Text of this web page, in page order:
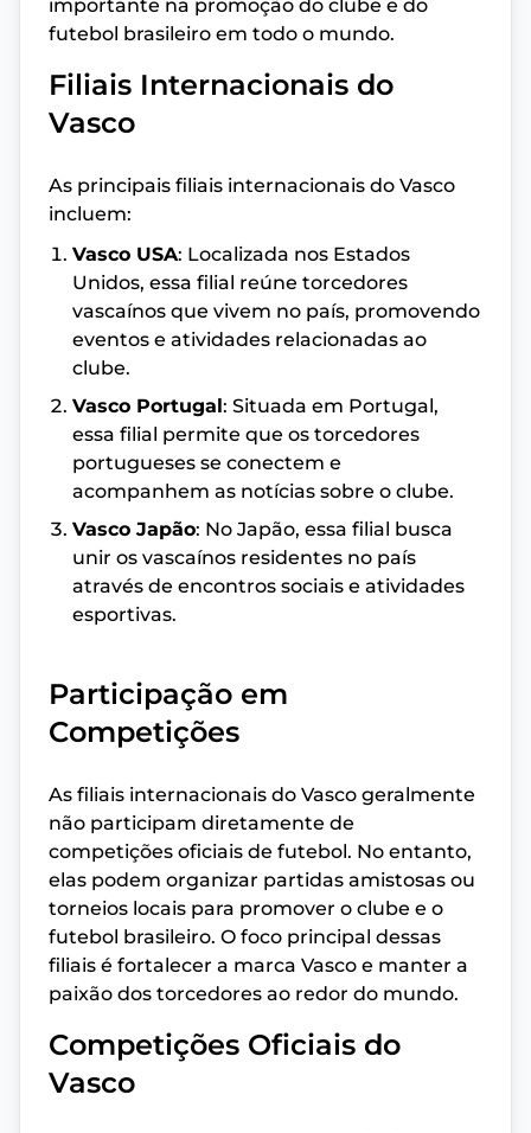
importante na promoção do clube e do
futebol brasileiro em todo o mundo.
Filiais Internacionais do
Vasco
As principais filiais internacionais do Vasco
incluem:
Vasco USA: Localizada nos Estados
Unidos, essa filial reúne torcedores
vascaínos que vivem no país, promovendo
eventos e atividades relacionadas ao
clube.
Vasco Portugal: Situada em Portugal,
essa filial permite que os torcedores
portugueses se conectem e
acompanhem as notícias sobre o clube.
Vasco Japão: No Japão, essa filial busca
unir os vascaínos residentes no país
através de encontros sociais e atividades
esportivas.
Participação em
Competições
As filiais internacionais do Vasco geralmente
não participam diretamente de
competições oficiais de futebol. No entanto,
elas podem organizar partidas amistosas ou
torneios locais para promover o clube e o
futebol brasileiro. O foco principal dessas
filiais é fortalecer a marca Vasco e manter a
paixão dos torcedores ao redor do mundo.
Competições Oficiais do
Vasco